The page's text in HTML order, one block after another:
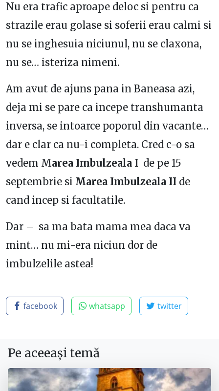
Nu era trafic aproape deloc si pentru ca
strazile erau golase si soferii erau calmi si
nu se inghesuia niciunul, nu se claxona,
nu se… isteriza nimeni.
Am avut de ajuns pana in Baneasa azi,
deja mi se pare ca incepe transhumanta
inversa, se intoarce poporul din vacante…
dar e clar ca nu-i completa. Cred c-o sa
vedem Marea Imbulzeala I de pe 15
septembrie si Marea Imbulzeala II de
cand incep si facultatile.
Dar – sa ma bata mama mea daca va
mint… nu mi-era niciun dor de
imbulzelile astea!
facebook whatsapp twitter
Pe aceeași temă